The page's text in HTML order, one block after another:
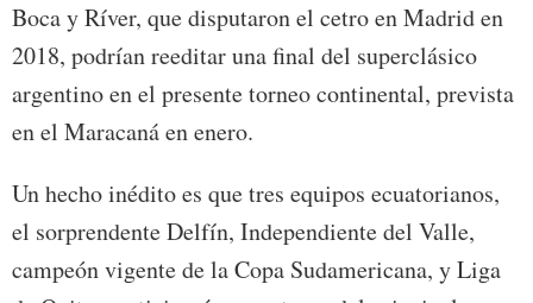
Boca y Ríver, que disputaron el cetro en Madrid en
2018, podrían reeditar una final del superclásico
argentino en el presente torneo continental, prevista
en el Maracaná en enero.
Un hecho inédito es que tres equipos ecuatorianos,
el sorprendente Delfín, Independiente del Valle,
campeón vigente de la Copa Sudamericana, y Liga